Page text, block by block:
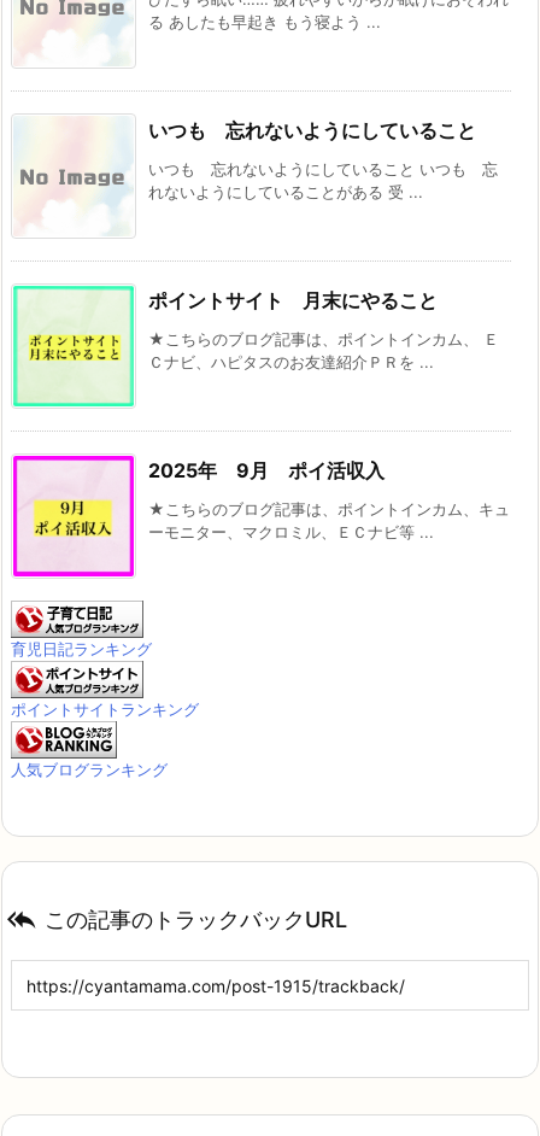
る あしたも早起き もう寝よう ...
いつも 忘れないようにしていること
いつも 忘れないようにしていること いつも 忘
れないようにしていることがある 受 ...
ポイントサイト 月末にやること
★こちらのブログ記事は、ポイントインカム、 Ｅ
Ｃナビ、ハピタスのお友達紹介ＰＲを ...
2025年 9月 ポイ活収入
★こちらのブログ記事は、ポイントインカム、キュ
ーモニター、マクロミル、ＥＣナビ等 ...
育児日記ランキング
ポイントサイトランキング
人気ブログランキング
 この記事のトラックバックURL